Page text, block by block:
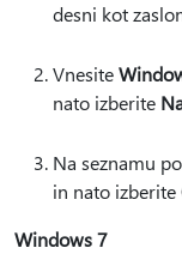
desni kot
Vnesite
nato izberite
Na seznamu
in nato izberite
Windows 7